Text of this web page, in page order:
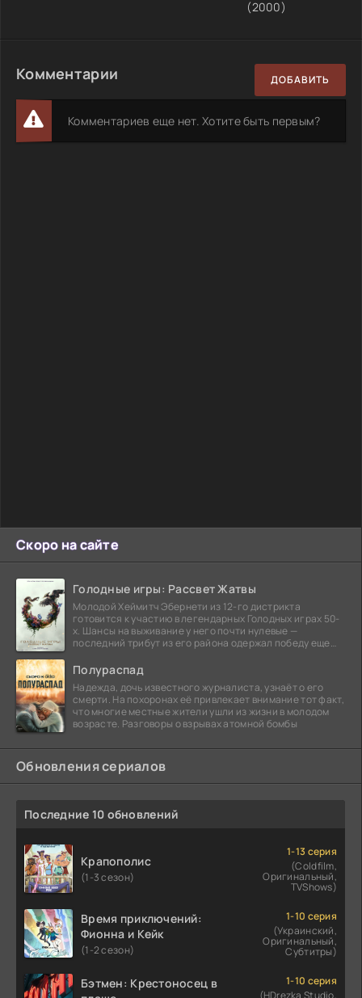
Скоро на сайте
Голодные игры: Рассвет Жатвы
Молодой Хеймитч Эбернети из 12-го дистрикта
готовится к участию в легендарных Голодных играх 50-
х. Шансы на выживание у него почти нулевые —
последний трибут из его района одержал победу еще
Полураспад
Надежда, дочь известного журналиста, узнаёт о его
смерти. На похоронах её привлекает внимание тот факт,
что многие местные жители ушли из жизни в молодом
возрасте. Разговоры о взрывах атомной бомбы
Обновления сериалов
Последние 10 обновлений
Крапополис
(1-3 сезон)
1-13 серия
(Coldfilm,
Оригинальный,
TVShows)
Время приключений:
Фионна и Кейк
(1-2 сезон)
1-10 серия
(Украинский,
Оригинальный,
Субтитры)
Бэтмен: Крестоносец в
1-10 серия
(HDrezka Studio,
(2000)
Комментарии ДОБАВИТЬ
Комментариев еще нет. Хотите быть первым?